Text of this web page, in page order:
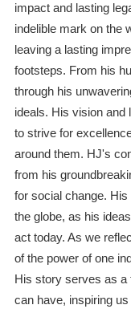
impact and lasting
indelible mark on the
leaving a lasting
footsteps. From his
through his
ideals. His vision and
to strive for
around them. HJ's
from his
for social change.
the globe, as his
act today. As we
of the power of one
His story serves as a
can have, inspiring